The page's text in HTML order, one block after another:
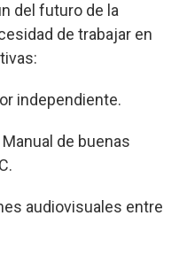
del futuro de la
de trabajar en
independiente.
de buenas
audiovisuales entre